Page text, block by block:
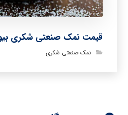
قیمت نمک صنعتی شکری
نمک صنعتی شکری